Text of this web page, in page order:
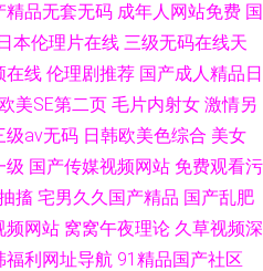
精品无套无码 成年人网站免费 国
本伦理片在线 三级无码在线天
在线 伦理剧推荐 国产成人精品日
欧美SE第二页 毛片内射女 激情另
级av无码 日韩欧美色综合 美女
级 国产传媒视频网站 免费观看污
搐 宅男久久国产精品 国产乱肥
频网站 窝窝午夜理论 久草视频深
福利网址导航 91精品国产社区